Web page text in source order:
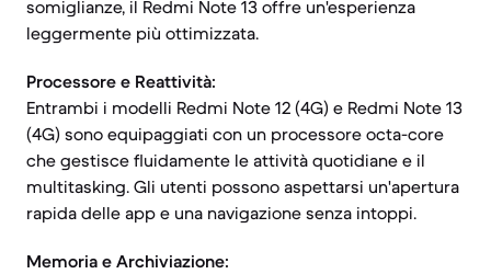
somiglianze, il Redmi Note 13 offre un'esperienza
leggermente più ottimizzata.
Processore e Reattività:
Entrambi i modelli Redmi Note 12 (4G) e Redmi Note 13
(4G) sono equipaggiati con un processore octa-core
che gestisce fluidamente le attività quotidiane e il
multitasking. Gli utenti possono aspettarsi un'apertura
rapida delle app e una navigazione senza intoppi.
Memoria e Archiviazione: